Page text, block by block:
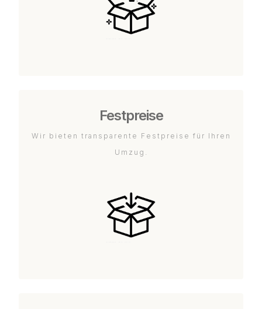
Festpreise
Wir bieten transparente Festpreise für Ihren
Umzug.